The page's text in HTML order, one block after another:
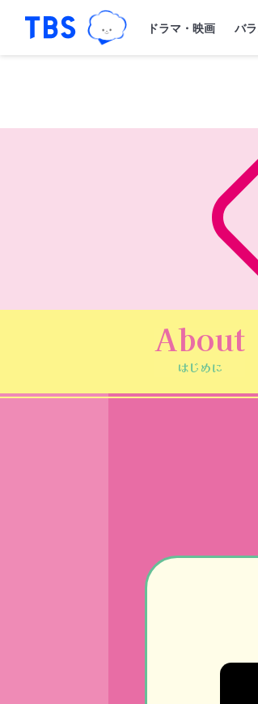
「TBSテレビ｜ときめくとき
TBSグループキャ
ドラマ・映画 バ
About
はじめに